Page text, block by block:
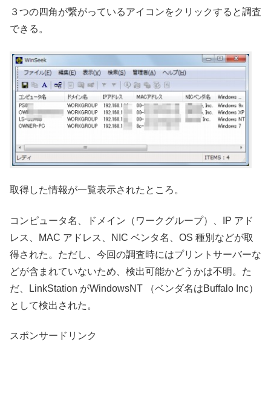
３つの四角が繋がっているアイコンをクリックすると調査
できる。
取得した情報が一覧表示されたところ。
コンピュータ名、ドメイン（ワークグループ）、IP アド
レス、MAC アドレス、NIC ベンタ名、OS 種別などが取
得された。ただし、今回の調査時にはプリントサーバーな
どが含まれていないため、検出可能かどうかは不明。た
だ、LinkStation がWindowsNT （ベンダ名はBuffalo Inc）
として検出された。
スポンサードリンク